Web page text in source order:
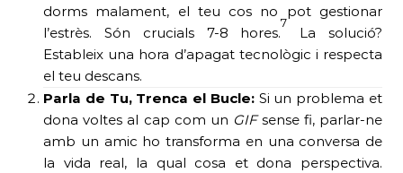
dorms malament, el teu cos no pot gestionar
l’estrès. Són crucials 7-8 hores.
7
La solució?
Estableix una hora d’apagat tecnològic i respecta
el teu descans.
Parla de Tu, Trenca el Bucle:Si un problema et
dona voltes al cap com un GIFsense fi, parlar-ne
amb un amic ho transforma en una conversa de
la vida real, la qual cosa et dona perspectiva.